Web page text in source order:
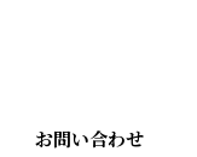
お問い合わせ